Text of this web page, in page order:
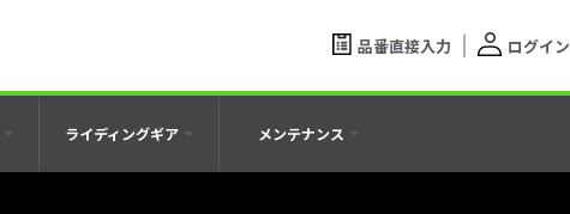
品番直接入力 ログイン
ライディングギア メンテナンス